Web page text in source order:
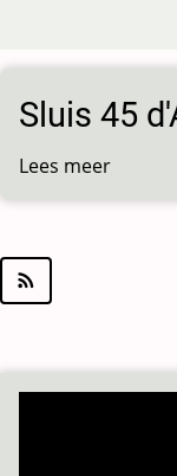
naar
de
inhoud
gaan
Sluis 45
Lees meer